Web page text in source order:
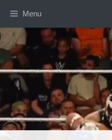
contenu
Menu